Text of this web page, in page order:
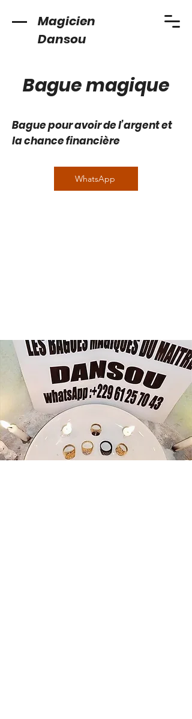
Magicien
Dansou
Bague magique
Bague pour avoir de l’argent et
la chance financière
WhatsApp